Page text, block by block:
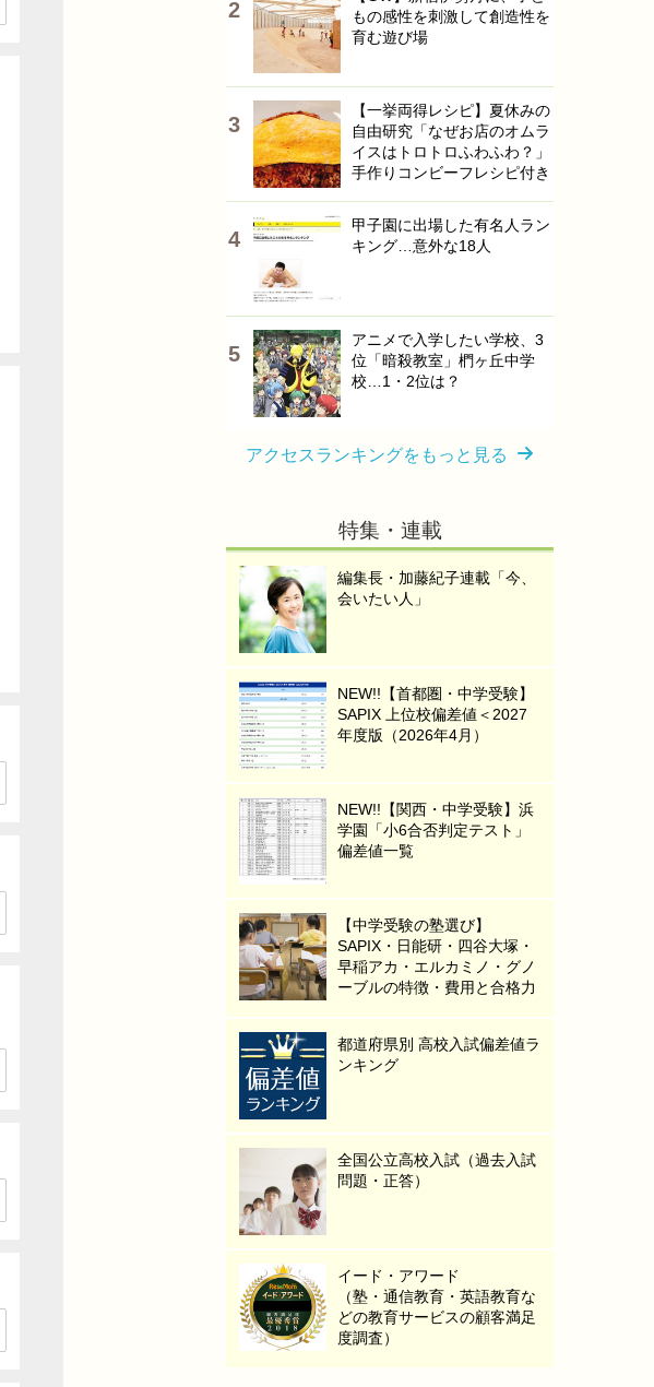
もの感性を刺激して創造性を
育む遊び場
【一挙両得レシピ】夏休みの
自由研究「なぜお店のオムラ
イスはトロトロふわふわ？」
手作りコンビーフレシピ付き
甲子園に出場した有名人ラン
キング…意外な18人
アニメで入学したい学校、3
位「暗殺教室」椚ヶ丘中学
校…1・2位は？
アクセスランキングをもっと見る
特集・連載
編集長・加藤紀子連載「今、
会いたい人」
NEW!!【首都圏・中学受験】
SAPIX 上位校偏差値＜2027
年度版（2026年4月）
NEW!!【関西・中学受験】浜
学園「小6合否判定テスト」
偏差値一覧
【中学受験の塾選び】
SAPIX・日能研・四谷大塚・
早稲アカ・エルカミノ・グノ
ーブルの特徴・費用と合格力
都道府県別 高校入試偏差値ラ
ンキング
全国公立高校入試（過去入試
問題・正答）
イード・アワード
（塾・通信教育・英語教育な
どの教育サービスの顧客満足
度調査）